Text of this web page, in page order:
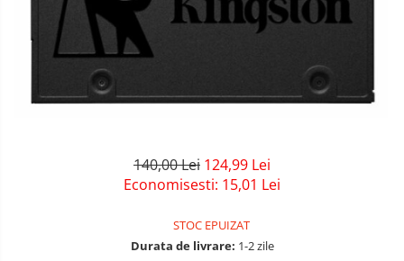
Tastaturi
Solid-State Drive (SSD)
Surse
Laptopuri / Notebook-uri
Alimentatoare Laptopuri
Laptop / Notebook REFURBISHED
140,00 Lei 124,99 Lei
Economisesti: 15,01 Lei
STOC EPUIZAT
Durata de livrare: 1-2 zile